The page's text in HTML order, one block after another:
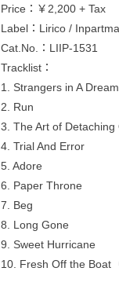
Price：￥2,200 + Tax
Label：Lirico /
Cat.No.：LIIP-1531
Tracklist：
1. Strangers in A Dream
2. Run
3. The Art of Detaching
4. Trial And Error
5. Adore
6. Paper Throne
7. Beg
8. Long Gone
9. Sweet Hurricane
10. Fresh Off the Boat